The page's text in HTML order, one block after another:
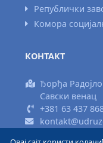
Републички
Комора
КОНТАКТ
Ђорђа
Савски венац
+381 63 437